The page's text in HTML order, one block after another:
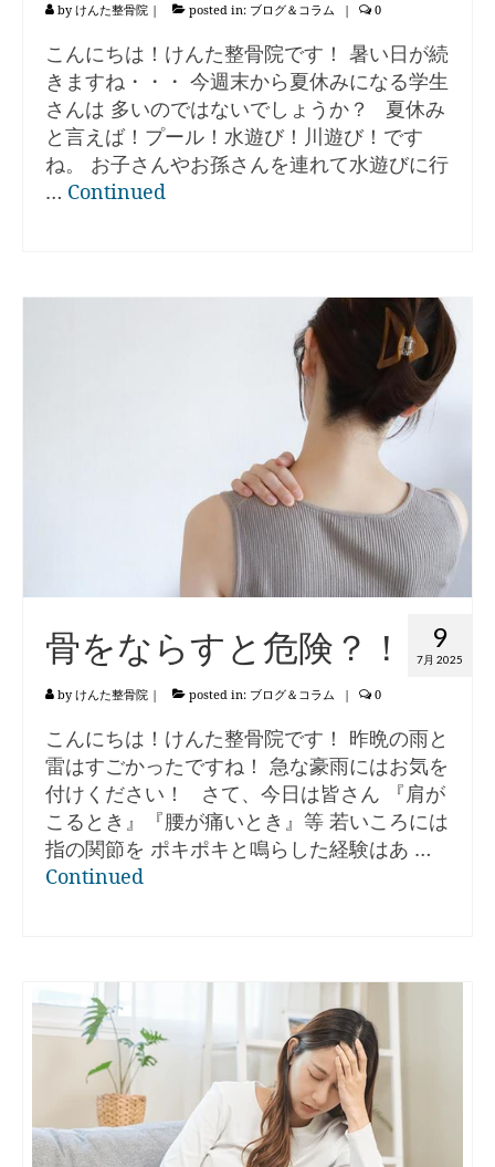
byけんた整骨院 | posted in: ブログ＆コラム | 0
こんにちは！けんた整骨院です！ 暑い日が続
きますね・・・ 今週末から夏休みになる学生
さんは 多いのではないでしょうか？ 夏休み
と言えば！プール！水遊び！川遊び！です
ね。 お子さんやお孫さんを連れて水遊びに行
… Continued
9
7月 2025
骨をならすと危険？！
byけんた整骨院 | posted in: ブログ＆コラム | 0
こんにちは！けんた整骨院です！ 昨晩の雨と
雷はすごかったですね！ 急な豪雨にはお気を
付けください！ さて、今日は皆さん 『肩が
こるとき』『腰が痛いとき』等 若いころには
指の関節を ポキポキと鳴らした経験はあ …
Continued